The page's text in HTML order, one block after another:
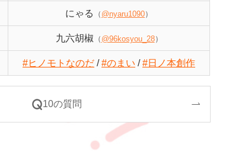
にゃる （ @nyaru1090）
九六胡椒 （ @96kosyou_28）
#ヒノモトなのだ /#のまい /#日ノ本創作
10の質問